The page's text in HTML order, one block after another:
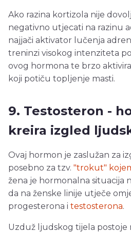
Ako razina kortizola nije
negativno utjecati na razinu
najjači aktivator lučenja
treninzi visokog intenziteta
ovog hormona te brzo
koji potiču topljenje masti.
9. Testosteron -
kreira izgled
Ovaj hormon je zaslužan za
posebno za tzv. "trokut"
žena je hormonalna situacija
da na ženske linije utječe
progesterona i testosterona.
Uzduž ljudskog tijela postoje